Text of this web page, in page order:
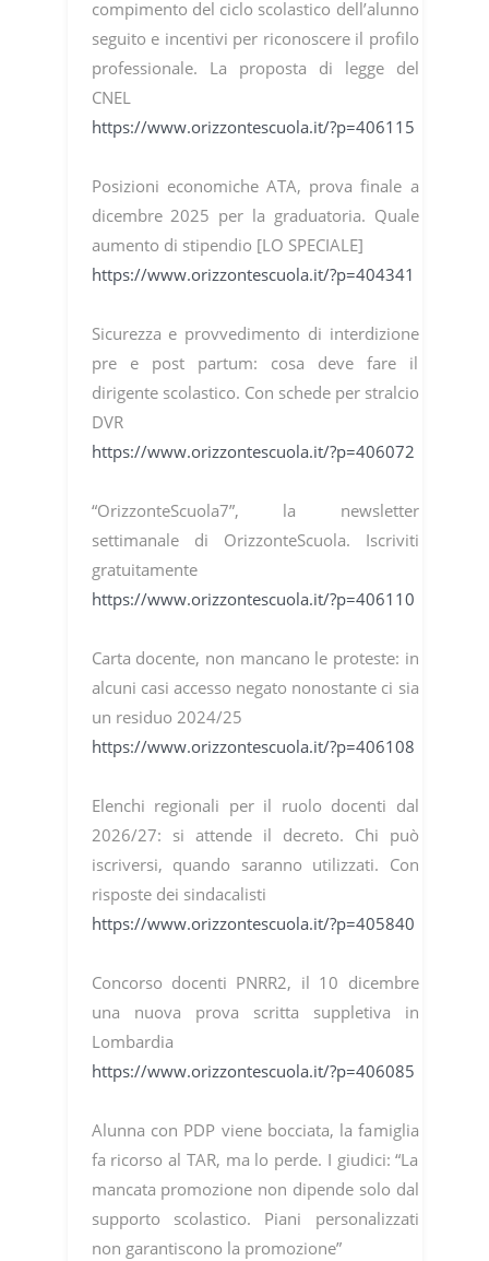
compimento del ciclo scolastico dell’alunno
seguito e incentivi per riconoscere il profilo
professionale. La proposta di legge del
CNEL
https://www.orizzontescuola.it/?p=406115
Posizioni economiche ATA, prova finale a
dicembre 2025 per la graduatoria. Quale
aumento di stipendio [LO SPECIALE]
https://www.orizzontescuola.it/?p=404341
Sicurezza e provvedimento di interdizione
pre e post partum: cosa deve fare il
dirigente scolastico. Con schede per stralcio
DVR
https://www.orizzontescuola.it/?p=406072
“OrizzonteScuola7”, la newsletter
settimanale di OrizzonteScuola. Iscriviti
gratuitamente
https://www.orizzontescuola.it/?p=406110
Carta docente, non mancano le proteste: in
alcuni casi accesso negato nonostante ci sia
un residuo 2024/25
https://www.orizzontescuola.it/?p=406108
Elenchi regionali per il ruolo docenti dal
2026/27: si attende il decreto. Chi può
iscriversi, quando saranno utilizzati. Con
risposte dei sindacalisti
https://www.orizzontescuola.it/?p=405840
Concorso docenti PNRR2, il 10 dicembre
una nuova prova scritta suppletiva in
Lombardia
https://www.orizzontescuola.it/?p=406085
Alunna con PDP viene bocciata, la famiglia
fa ricorso al TAR, ma lo perde. I giudici: “La
mancata promozione non dipende solo dal
supporto scolastico. Piani personalizzati
non garantiscono la promozione”